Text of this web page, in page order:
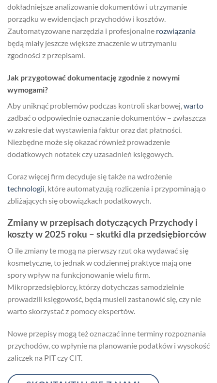
dokładniejsze analizowanie dokumentów i utrzymanie
porządku w ewidencjach przychodów i kosztów.
Zautomatyzowane narzędzia i profesjonalne rozwiązania
będą miały jeszcze większe znaczenie w utrzymaniu
zgodności z przepisami.
Jak przygotować dokumentację zgodnie z nowymi
wymogami?
Aby uniknąć problemów podczas kontroli skarbowej,warto
zadbać o odpowiednie oznaczanie dokumentów – zwłaszcza
w zakresie dat wystawienia faktur oraz dat płatności.
Niezbędne może się okazać również prowadzenie
dodatkowych notatek czy uzasadnień księgowych.
Coraz więcej firm decyduje się także na wdrożenie
technologii , które automatyzują rozliczenia i przypominają o
zbliżających się obowiązkach podatkowych.
Zmiany w przepisach dotyczących Przychody i
koszty w 2025 roku – skutki dla przedsiębiorców
O ile zmiany te mogą na pierwszy rzut oka wydawać się
kosmetyczne, to jednak w codziennej praktyce mają one
spory wpływ na funkcjonowanie wielu firm.
Mikroprzedsiębiorcy, którzy dotychczas samodzielnie
prowadzili księgowość, będą musieli zastanowić się, czy nie
warto skorzystać z pomocy ekspertów.
Nowe przepisy mogą też oznaczać inne terminy rozpoznania
przychodów, co wpłynie na planowanie podatków i wysokość
zaliczek na PIT czy CIT.